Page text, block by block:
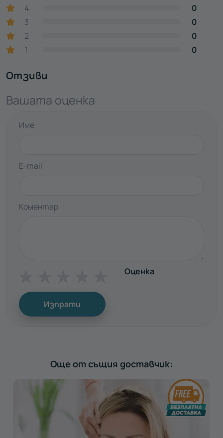
4
0
3
0
2
0
1
0
Отзиви
Вашата оценка
Име
E-mail
Коментар
Оценка
Изпрати
Още от същия доставчик: